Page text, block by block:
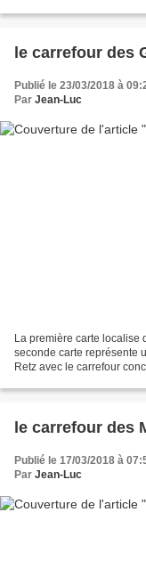
le carrefour des
Publié le 23/03/2018 à
Par Jean-Luc
La première carte localise
seconde carte représente
Retz avec le carrefour
le carrefour des
Publié le 17/03/2018 à
Par Jean-Luc